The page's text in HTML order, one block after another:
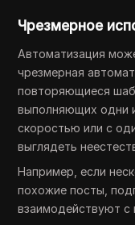
Чрезмерное
Автоматизация
чрезмерная
повторяющиеся
выполняющих одни
скоростью или с
выглядеть
Например, если
похожие посты,
взаимодействуют с